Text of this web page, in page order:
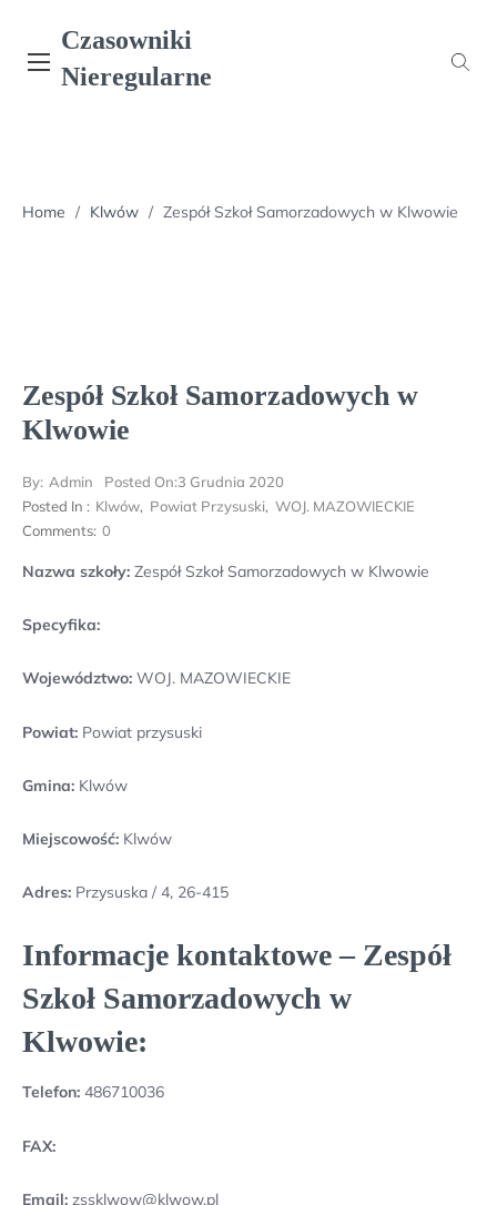
content
Czasowniki
Nieregularne
Home / Klwów / Zespół Szkoł Samorzadowych w Klwowie
Zespół Szkoł Samorzadowych w
Klwowie
By: Admin Posted On:3 Grudnia 2020
Posted In : Klwów, Powiat Przysuski, WOJ. MAZOWIECKIE
Comments: 0
Nazwa szkoły: Zespół Szkoł Samorzadowych w Klwowie
Specyfika:
Województwo: WOJ. MAZOWIECKIE
Powiat: Powiat przysuski
Gmina: Klwów
Miejscowość: Klwów
Adres: Przysuska / 4, 26-415
Informacje kontaktowe – Zespół
Szkoł Samorzadowych w
Klwowie:
Telefon: 486710036
FAX:
Email: zssklwow@klwow.pl